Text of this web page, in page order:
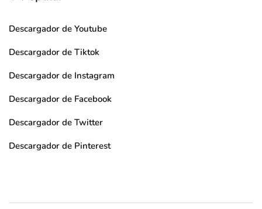
Descargador de Youtube
Descargador de Tiktok
Descargador de Instagram
Descargador de Facebook
Descargador de Twitter
Descargador de Pinterest